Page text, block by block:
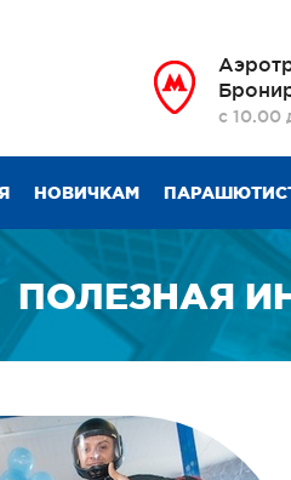
с 10.00
НОВИЧКАМ
ПОЛЕЗНАЯ